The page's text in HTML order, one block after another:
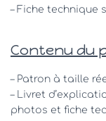
– Fiche technique
Contenu du
– Patron à taille
– Livret
photos et fiche